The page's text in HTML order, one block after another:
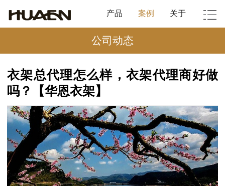
产品 案例 关于
公司动态
衣架总代理怎么样，衣架代理商好做
吗？【华恩衣架】